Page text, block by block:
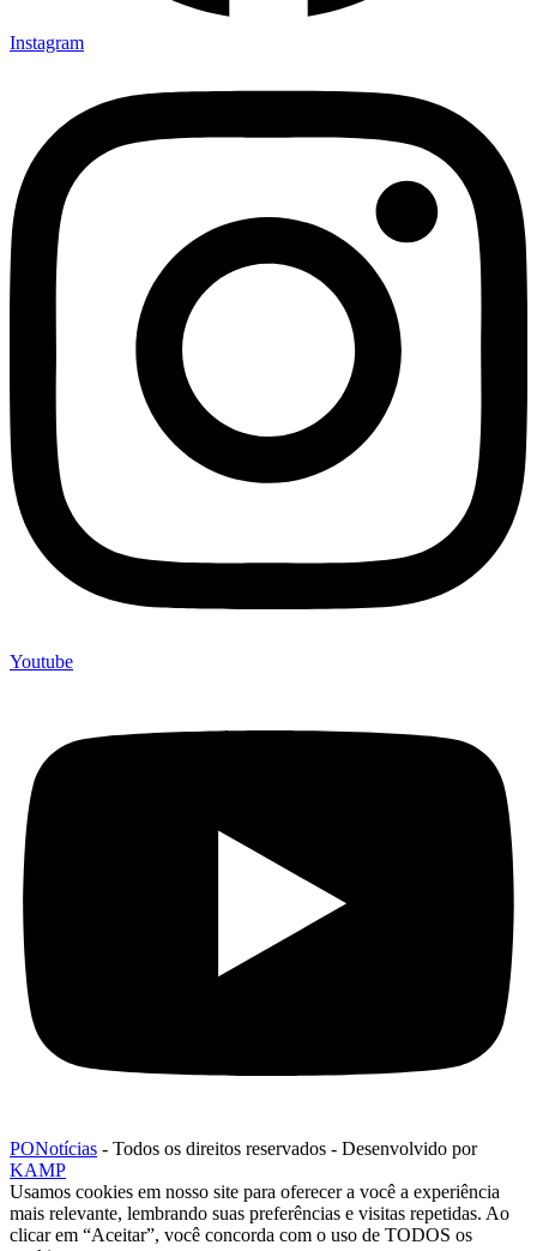
Instagram
Youtube
PONotícias - Todos os direitos reservados - Desenvolvido por
KAMP
Usamos cookies em nosso site para oferecer a você a experiência
mais relevante, lembrando suas preferências e visitas repetidas. Ao
clicar em “Aceitar”, você concorda com o uso de TODOS os